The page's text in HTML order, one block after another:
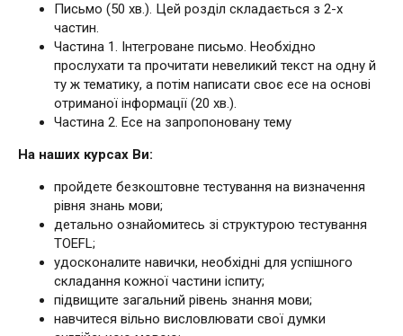
Письмо (50 хв.). Цей розділ складається з 2-х
частин.
Частина 1. Інтегроване письмо. Необхідно
прослухати та прочитати невеликий текст на одну й
ту ж тематику, а потім написати своє есе на основі
отриманої інформації (20 хв.).
Частина 2. Есе на запропоновану тему
На наших курсах Ви:
пройдете безкоштовне тестування на визначення
рівня знань мови;
детально ознайомитесь зі структурою тестування
TOEFL;
удосконалите навички, необхідні для успішного
складання кожної частини іспиту;
підвищите загальний рівень знання мови;
навчитеся вільно висловлювати свої думки